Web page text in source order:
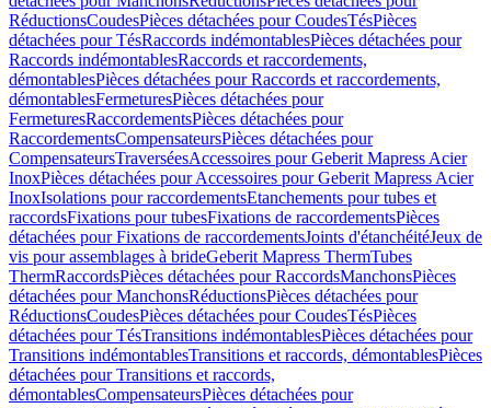
RéductionsCoudesPièces détachées pour CoudesTésPièces
détachées pour TésRaccords indémontablesPièces détachées pour
Raccords indémontablesRaccords et raccordements,
démontablesPièces détachées pour Raccords et raccordements,
démontablesFermeturesPièces détachées pour
FermeturesRaccordementsPièces détachées pour
RaccordementsCompensateursPièces détachées pour
CompensateursTraverséesAccessoires pour Geberit Mapress Acier
InoxPièces détachées pour Accessoires pour Geberit Mapress Acier
InoxIsolations pour raccordementsEtanchements pour tubes et
raccordsFixations pour tubesFixations de raccordementsPièces
détachées pour Fixations de raccordementsJoints d'étanchéitéJeux de
vis pour assemblages à brideGeberit Mapress ThermTubes
ThermRaccordsPièces détachées pour RaccordsManchonsPièces
détachées pour ManchonsRéductionsPièces détachées pour
RéductionsCoudesPièces détachées pour CoudesTésPièces
détachées pour TésTransitions indémontablesPièces détachées pour
Transitions indémontablesTransitions et raccords, démontablesPièces
détachées pour Transitions et raccords,
démontablesCompensateursPièces détachées pour